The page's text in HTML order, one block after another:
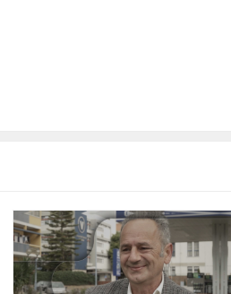
Em 2026, regressamos com um novo